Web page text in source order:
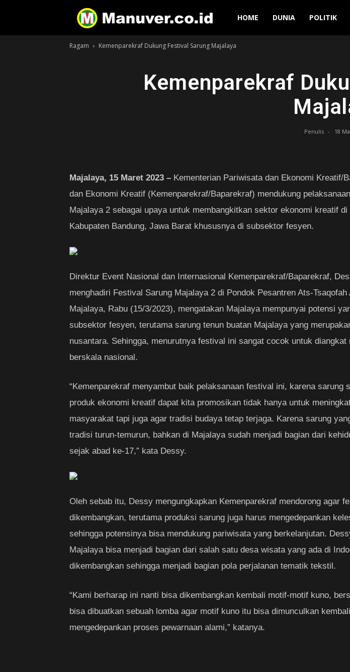
Manuver
HOME DUNIA POLITIK
Ragam Kemenparekraf Dukung Festival Sarung Majalaya
Kemenparekraf
Penulis - 18
Majalaya, 15 Maret 2023 – Kementerian Pariwisata dan Ekonomi Kreatif/
dan Ekonomi Kreatif (Kemenparekraf/Baparekraf) mendukung
Majalaya 2 sebagai upaya untuk membangkitkan sektor ekonomi kreatif di
Kabupaten Bandung, Jawa Barat khususnya di subsektor fesyen.
Direktur Event Nasional dan Internasional Kemenparekraf/Baparekraf,
menghadiri Festival Sarung Majalaya 2 di Pondok Pesantren Ats-
Majalaya, Rabu (15/3/2023), mengatakan Majalaya mempunyai potensi
subsektor fesyen, terutama sarung tenun buatan Majalaya yang
nusantara. Sehingga, menurutnya festival ini sangat cocok untuk diangkat
berskala nasional.
“Kemenparekraf menyambut baik pelaksanaan festival ini, karena sarung
produk ekonomi kreatif dapat kita promosikan tidak hanya untuk
masyarakat tapi juga agar tradisi budaya tetap terjaga. Karena sarung
tradisi turun-temurun, bahkan di Majalaya sudah menjadi bagian dari
sejak abad ke-17,” kata Dessy.
Oleh sebab itu, Dessy mengungkapkan Kemenparekraf mendorong agar
dikembangkan, terutama produksi sarung juga harus mengedepankan
sehingga potensinya bisa mendukung pariwisata yang berkelanjutan.
Majalaya bisa menjadi bagian dari salah satu desa wisata yang ada di
dikembangkan sehingga menjadi bagian pola perjalanan tematik tekstil.
“Kami berharap ini nanti bisa dikembangkan kembali motif-motif kuno,
bisa dibuatkan sebuah lomba agar motif kuno itu bisa dimunculkan
mengedepankan proses pewarnaan alami,” katanya.